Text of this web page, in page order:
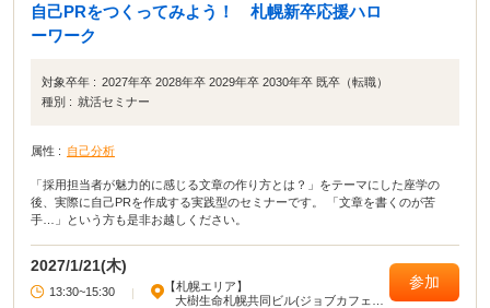
自己PRをつくってみよう！ 札幌新卒応援ハロ
ーワーク
対象卒年 : 2027年卒 2028年卒 2029年卒 2030年卒 既卒（転職）
種別 : 就活セミナー
属性 : 自己分析
「採用担当者が魅力的に感じる文章の作り方とは？」をテーマにした座学の
後、実際に自己PRを作成する実践型のセミナーです。 「文章を書くのが苦
手…」という方も是非お越しください。
2027/1/21(木)
13:30~15:30
【札幌エリア】
大樹生命札幌共同ビル(ジョブカフェ北
参加